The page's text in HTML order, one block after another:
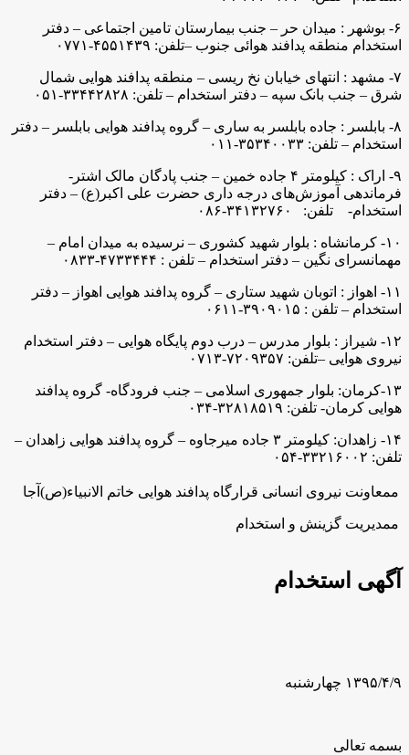
۶- بوشهر : میدان حر – جنب بیمارستان تامین اجتماعی – دفتر
استخدام منطقه پدافند هوائی جنوب –تلفن: ۴۵۵۱۴۳۹-۰۷۷۱
۷- مشهد : انتهای خیابان نخ ریسی – منطقه پدافند هوایی شمال
شرق – جنب بانک سپه – دفتر استخدام – تلفن: ۳۳۴۴۲۸۲۸-۰۵۱
۸- بابلسر : جاده بابلسر به ساری – گروه پدافند هوایی بابلسر – دفتر
استخدام – تلفن: ۳۵۳۴۰۰۳۳-۰۱۱
۹- اراک : کیلومتر ۴ جاده خمین – جنب پادگان مالک اشتر-
فرماندهی آموزش‌های درجه داری حضرت علی اکبر(ع) – دفتر
استخدام- تلفن: ۳۴۱۳۲۷۶۰-۰۸۶
۱۰- کرمانشاه : بلوار شهید کشوری – نرسیده به میدان امام –
مهمانسرای نگین – دفتر استخدام – تلفن : ۴۷۳۳۴۴۴-۰۸۳۳
۱۱- اهواز : اتوبان شهید ستاری – گروه پدافند هوایی اهواز – دفتر
استخدام – تلفن : ۳۹۰۹۰۱۵-۰۶۱۱
۱۲- شیراز : بلوار مدرس – درب دوم پایگاه هوایی – دفتر استخدام
نیروی هوایی –تلفن: ۷۲۰۹۳۵۷-۰۷۱۳
۱۳-کرمان: بلوار جمهوری اسلامی – جنب فرودگاه- گروه پدافند
هوایی کرمان- تلفن: ۳۲۸۱۸۵۱۹-۰۳۴
۱۴- زاهدان: کیلومتر ۳ جاده میرجاوه – گروه پدافند هوایی زاهدان –
تلفن: ۳۳۲۱۶۰۰۲-۰۵۴
ممعاونت نیروی انسانی قرارگاه پدافند هوایی خاتم الانبیاء(ص)آجا
ممدیریت گزینش و استخدام
آگهی استخدام
۱۳۹۵/۴/۹ چهارشنبه
بسمه تعالی